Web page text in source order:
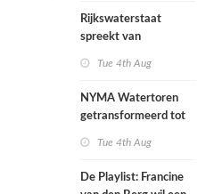
Rijkswaterstaat
spreekt van
door droogte
Tue 4th Aug
NYMA Watertoren
getransformeerd tot
makersplaats in
Nijmegen
Tue 4th Aug
De Playlist: Francine